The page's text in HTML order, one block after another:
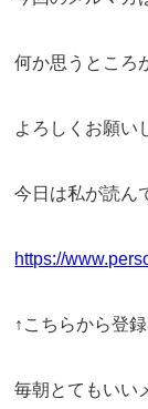
何か思うところ
よろしくお願い
今日は私が読ん
https://
↑こちらから登録
毎朝とてもいい